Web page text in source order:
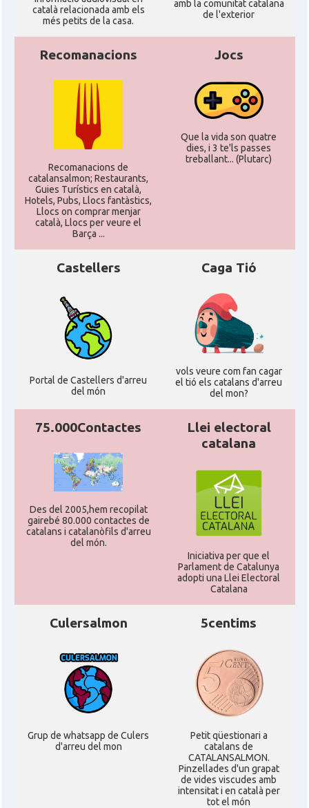
català relacionada amb els
més petits de la casa.
amb la comunitat catalana
de l'exterior
Recomanacions
Recomanacions de
catalansalmon; Restaurants,
Guies Turístics en català,
Hotels, Pubs, Llocs fantàstics,
Llocs on comprar menjar
català, Llocs per veure el
Barça ...
Jocs
Que la vida son quatre
dies, i 3 te'ls passes
treballant... (Plutarc)
Castellers
Portal de Castellers d'arreu
del món
Caga Tió
vols veure com fan cagar
el tió els catalans d'arreu
del mon?
75.000Contactes
Des del 2005,hem recopilat
gairebé 80.000 contactes de
catalans i catalanòfils d'arreu
del món.
Llei electoral
catalana
Iniciativa per que el
Parlament de Catalunya
adopti una Llei Electoral
Catalana
Culersalmon
Grup de whatsapp de Culers
d'arreu del mon
5centims
Petit qüestionari a
catalans de
CATALANSALMON.
Pinzellades d'un grapat
de vides viscudes amb
intensitat i en català per
tot el món